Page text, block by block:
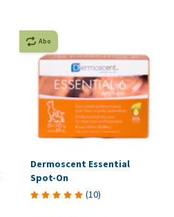
Abo
Dermoscent Essential
Spot-On
(10)